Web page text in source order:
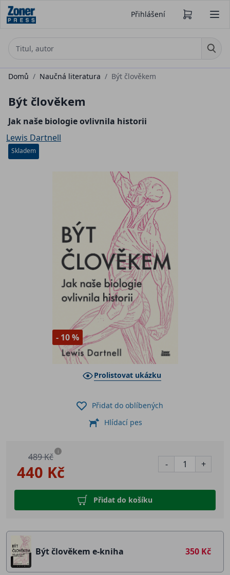
Přihlášení
Domů / Naučná literatura / Být člověkem
Být člověkem
Jak naše biologie ovlivnila historii
Lewis Dartnell
Skladem
- 10 %
Prolistovat ukázku
440 Kč
489 Kč i
- +
Přidat do košíku
Přidat do oblíbených
Hlídací pes
Být člověkem e-kniha 350 Kč